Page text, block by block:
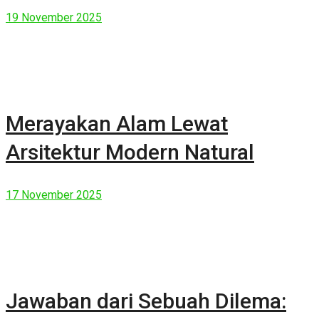
19 November 2025
Merayakan Alam Lewat
Arsitektur Modern Natural
17 November 2025
Jawaban dari Sebuah Dilema: